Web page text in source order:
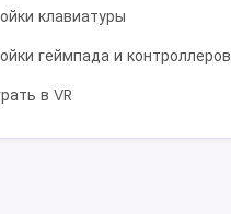
клавиатуры
геймпада и контроллеров
в VR